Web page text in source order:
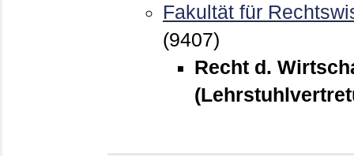
Fakultät für
(9407)
Recht d.